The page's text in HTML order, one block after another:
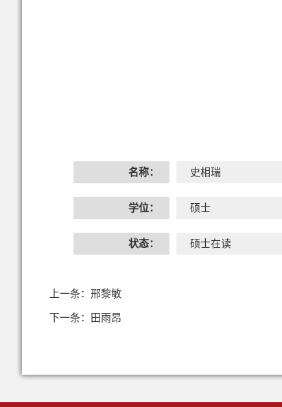
名称： 史相瑞
学位： 硕士
状态： 硕士在读
上一条： 邢黎敏
下一条： 田雨昂